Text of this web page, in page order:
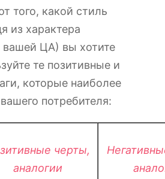
того, какой стиль
из характера
вашей ЦА) вы хотите
те позитивные и
которые наиболее
потребителя:
черты,
аналогии